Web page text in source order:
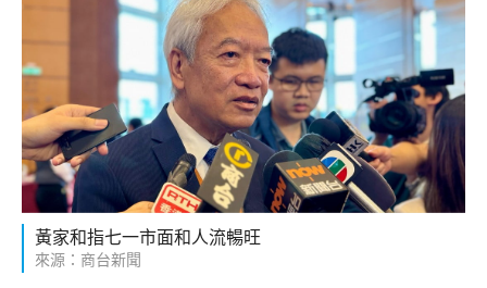
黃家和指七一市面和人流暢旺
來源：商台新聞